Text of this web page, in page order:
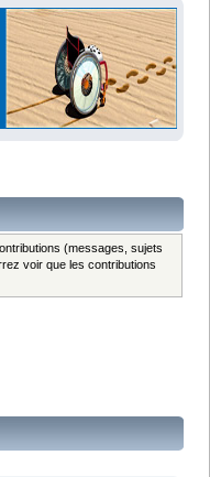
(messages, sujets
voir que les contributions